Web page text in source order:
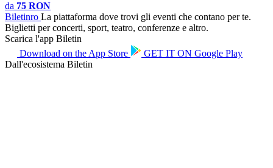
da 75 RON
Biletinro La piattaforma dove trovi gli eventi che contano per te.
Biglietti per concerti, sport, teatro, conferenze e altro.
Scarica l'app Biletin
Download on the App Store GET IT ON Google Play
Dall'ecosistema Biletin